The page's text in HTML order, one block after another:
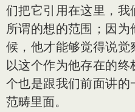
们把它引用在这里，
所谓的想的范围；因
候，他才能够觉得说觉
以这个作为他存在的
个也是跟我们前面讲
范畴里面。